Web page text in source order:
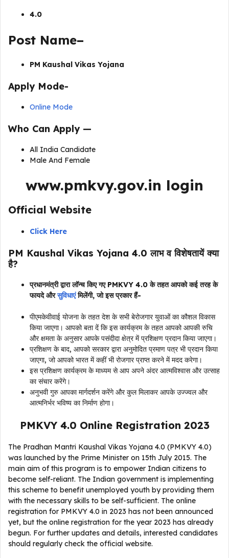
4.0
Post Name–
PM Kaushal Vikas Yojana
Apply Mode-
Online Mode
Who Can Apply —
All India Candidate
Male And Female
www.pmkvy.gov.in login
Official Website
Click Here
PM Kaushal Vikas Yojana 4.0 लाभ व विशेषतायें क्या
है?
प्रधानमंत्री द्वारा लॉन्च किए गए PMKVY 4.0 के तहत आपको कई तरह के
फायदे औरसुविधाएंमिलेंगी, जो इस प्रकार हैं-
पीएमकेवीवाई योजना के तहत देश के सभी बेरोजगार युवाओं का कौशल विकास
किया जाएगा। आपको बता दें कि इस कार्यक्रम के तहत आपको आपकी रुचि
और क्षमता के अनुसार आपके पसंदीदा क्षेत्र में प्रशिक्षण प्रदान किया जाएगा।
प्रशिक्षण के बाद, आपको सरकार द्वारा अनुमोदित प्रमाण पत्र भी प्रदान किया
जाएगा, जो आपको भारत में कहीं भी रोजगार प्राप्त करने में मदद करेगा।
इस प्रशिक्षण कार्यक्रम के माध्यम से आप अपने अंदर आत्मविश्वास और उत्साह
का संचार करेंगे।
अनुभवी गुरु आपका मार्गदर्शन करेंगे और कुल मिलाकर आपके उज्ज्वल और
आत्मनिर्भर भविष्य का निर्माण होगा।
PMKVY 4.0 Online Registration 2023
The Pradhan Mantri Kaushal Vikas Yojana 4.0 (PMKVY 4.0)
was launched by the Prime Minister on 15th July 2015. The
main aim of this program is to empower Indian citizens to
become self-reliant. The Indian government is implementing
this scheme to benefit unemployed youth by providing them
with the necessary skills to be self-sufficient. The online
registration for PMKVY 4.0 in 2023 has not been announced
yet, but the online registration for the year 2023 has already
begun. For further updates and details, interested candidates
should regularly check the official website.